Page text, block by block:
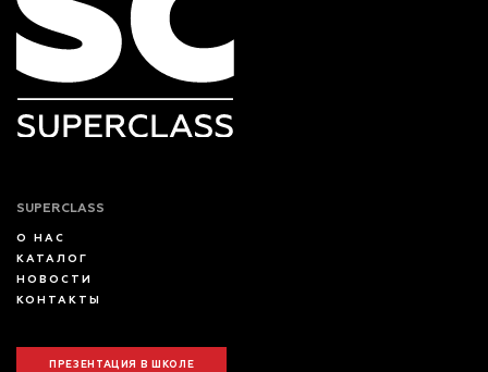
SUPERCLASS
О НАС
КАТАЛОГ
НОВОСТИ
КОНТАКТЫ
ПРЕЗЕНТАЦИЯ В ШКОЛЕ